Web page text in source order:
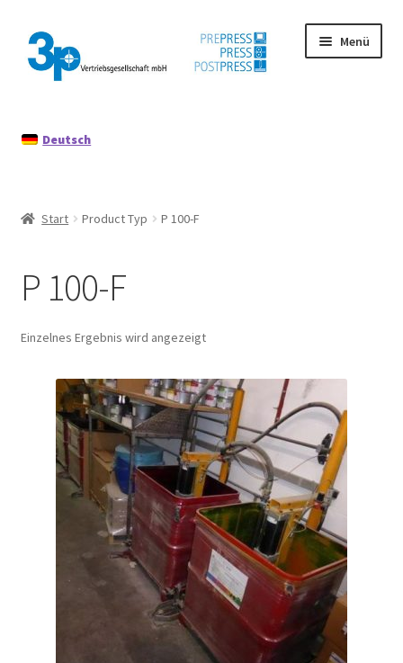
Zur
Navigation
springen
Zum
Inhalt
springen
Menü
Datenschutz
Mein Konto
Deutsch
Start Product Typ P 100-F
P 100-F
Einzelnes Ergebnis wird angezeigt